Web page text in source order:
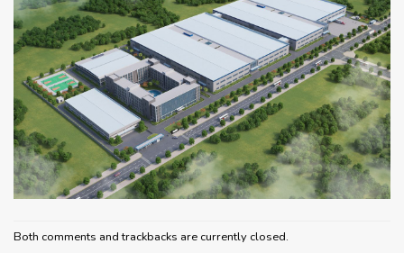
Both comments and trackbacks are currently closed.